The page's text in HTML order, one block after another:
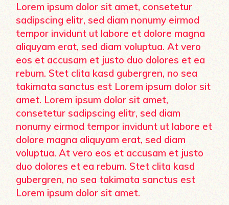
Lorem ipsum dolor sit amet, consetetur
sadipscing elitr, sed diam nonumy eirmod
tempor invidunt ut labore et dolore magna
aliquyam erat, sed diam voluptua. At vero
eos et accusam et justo duo dolores et ea
rebum. Stet clita kasd gubergren, no sea
takimata sanctus est Lorem ipsum dolor sit
amet. Lorem ipsum dolor sit amet,
consetetur sadipscing elitr, sed diam
nonumy eirmod tempor invidunt ut labore et
dolore magna aliquyam erat, sed diam
voluptua. At vero eos et accusam et justo
duo dolores et ea rebum. Stet clita kasd
gubergren, no sea takimata sanctus est
Lorem ipsum dolor sit amet.